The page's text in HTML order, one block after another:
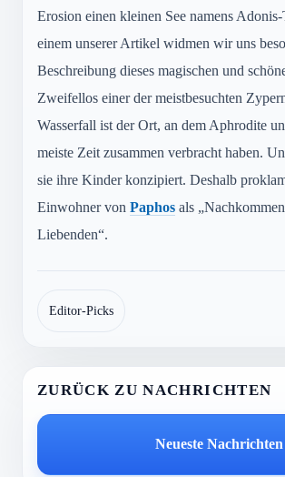
Erosion einen kleinen See namens
einem unserer Artikel widmen wir uns
Beschreibung dieses magischen und
Zweifellos einer der meistbesuchten
Wasserfall ist der Ort, an dem Aphrodite
meiste Zeit zusammen verbracht haben.
sie ihre Kinder konzipiert. Deshalb
Einwohner von Paphos als
Liebenden“.
Editor-Picks
ZURÜCK ZU NACHRICHTEN
Neueste Nachrichten